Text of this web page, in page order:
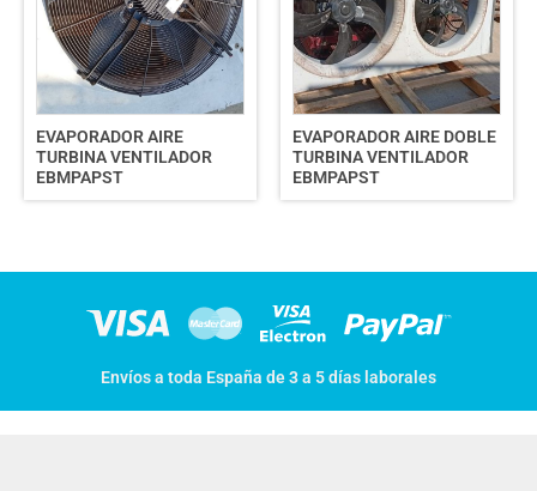
EVAPORADOR AIRE
TURBINA VENTILADOR
EBMPAPST
EVAPORADOR AIRE DOBLE
TURBINA VENTILADOR
EBMPAPST
Envíos a toda España de 3 a 5 días laborales